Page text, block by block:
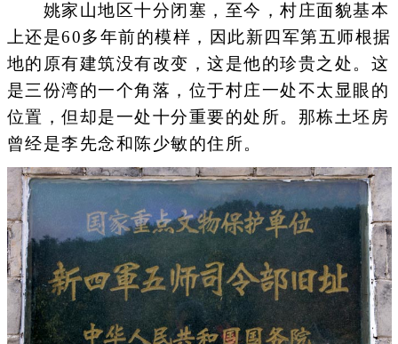
姚家山地区十分闭塞，至今，村庄面貌基本
上还是60多年前的模样，因此新四军第五师根据
地的原有建筑没有改变，这是他的珍贵之处。这
是三份湾的一个角落，位于村庄一处不太显眼的
位置，但却是一处十分重要的处所。那栋土坯房
曾经是李先念和陈少敏的住所。